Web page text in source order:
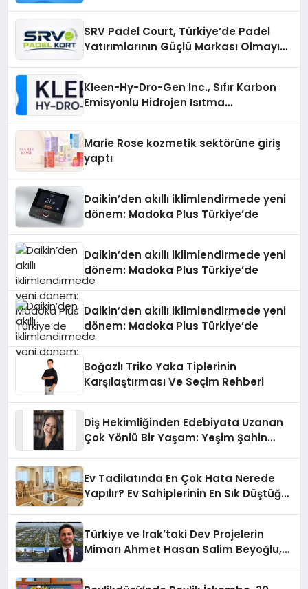
SRV Padel Court, Türkiye’de Padel
Yatırımlarının Güçlü Markası Olmayı
Kleen-Hy-Dro-Gen Inc., Sıfır Karbon
Emisyonlu Hidrojen Isıtma
Marie Rose kozmetik sektörüne giriş
yaptı
Daikin’den akıllı iklimlendirmede yeni
dönem: Madoka Plus Türkiye’de
Daikin’den akıllı iklimlendirmede yeni
dönem: Madoka Plus Türkiye’de
Daikin’den akıllı iklimlendirmede yeni
dönem: Madoka Plus Türkiye’de
Boğazlı Triko Yaka Tiplerinin
Karşılaştırması Ve Seçim Rehberi
Diş Hekimliğinden Edebiyata Uzanan
Çok Yönlü Bir Yaşam: Yeşim Şahin
Ev Tadilatında En Çok Hata Nerede
Yapılır? Ev Sahiplerinin En Sık Düştüğü
Türkiye ve Irak’taki Dev Projelerin
Mimarı Ahmet Hasan Salim Beyoğlu,